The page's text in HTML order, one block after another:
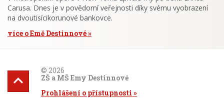
Carusa. Dnes je v povědomí veřejnosti díky svému vyobrazení
na dvoutisícikorunové bankovce.
více o Emě Destinnové
© 2026
ZŠ a MŠ Emy Destinnové
Prohlášení o přístupnosti